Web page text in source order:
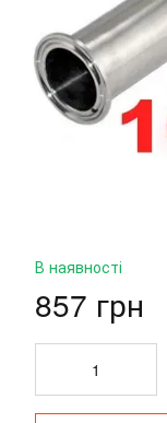
В наявності
857 грн